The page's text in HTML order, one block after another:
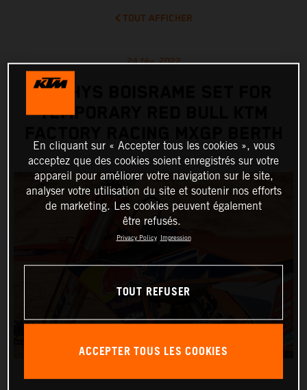
TOUT AFFICHER
24 fév. 2022
MATHYS BOISRAME SET FOR
TEMPORARY RED BULL KTM
En cliquant sur « Accepter tous les cookies », vous
acceptez que des cookies soient enregistrés sur votre
appareil pour améliorer votre navigation sur le site,
analyser votre utilisation du site et soutenir nos efforts
de marketing. Les cookies peuvent également
être refusés.
Privacy Policy Impression
TOUT REFUSER
ACCEPTER TOUS LES COOKIES